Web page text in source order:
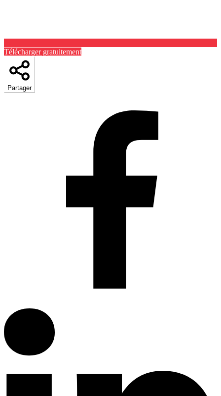
Télécharger gratuitement
Partager